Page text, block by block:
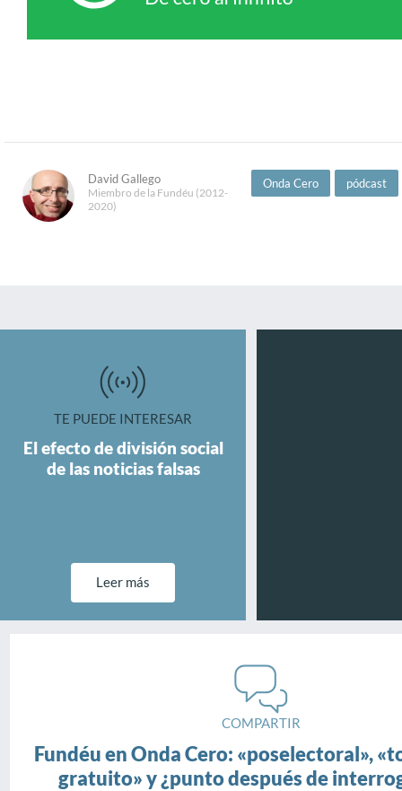
David Gallego
Miembro de la Fundéu (2012-
2020)
Onda Cero pódcast
TE PUEDE INTERESAR
El efecto de división social
de las noticias falsas
Leer más
COMPARTIR
Fundéu en Onda Cero: «poselectoral»,
gratuito» y ¿punto después de